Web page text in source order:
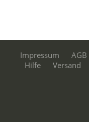
Impressum AGB
Hilfe
Versand